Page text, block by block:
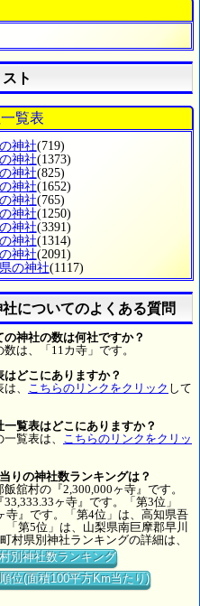
ト
覧表
神社(719)
神社(1373)
神社(825)
神社(1652)
神社(765)
神社(1250)
神社(3391)
神社(1314)
神社(2091)
の神社(1117)
についてのよくある質問
の神社の数は何社ですか？
は、「11カ寺」です。
はどこにありますか？
、
こちらのリンクをクリック して
一覧表はどこにありますか？
覧表は、
こちらのリンクをクリッ
りの神社数ランキングは？
舘村の『2,300,000ヶ寺』です。
ヶ寺』です。「第3位」
寺』です。「第4位」は、高知県吾
「第5位」は、山梨県南巨摩郡早川
村県別神社ランキングの詳細は、
別神社数ランキング
位(面積100平方Km当たり)